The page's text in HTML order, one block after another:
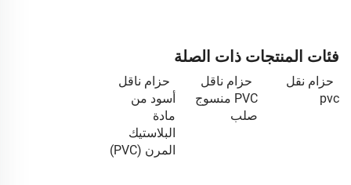
فئات المنتجات ذات الصلة
حزام نقل
pvc
حزام ناقل
PVC منسوج
صلب
حزام ناقل
أسود من
مادة
البلاستيك
المرن (PVC)